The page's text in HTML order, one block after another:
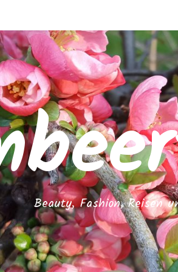
Beauty, Fashion, Reisen